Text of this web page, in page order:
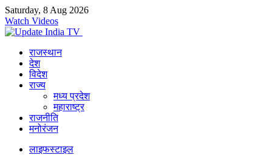
Saturday, 8 Aug 2026
Watch Videos
राजस्थान
देश
विदेश
राज्य
मध्य प्रदेश
महाराष्ट्र
राजनीति
मनोरंजन
लाइफस्टाइल